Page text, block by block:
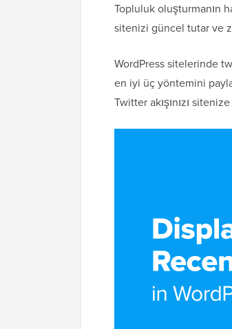
Topluluk oluşturmanın
sitenizi güncel tutar ve
WordPress sitelerinde
en iyi üç yöntemini
Twitter akışınızı